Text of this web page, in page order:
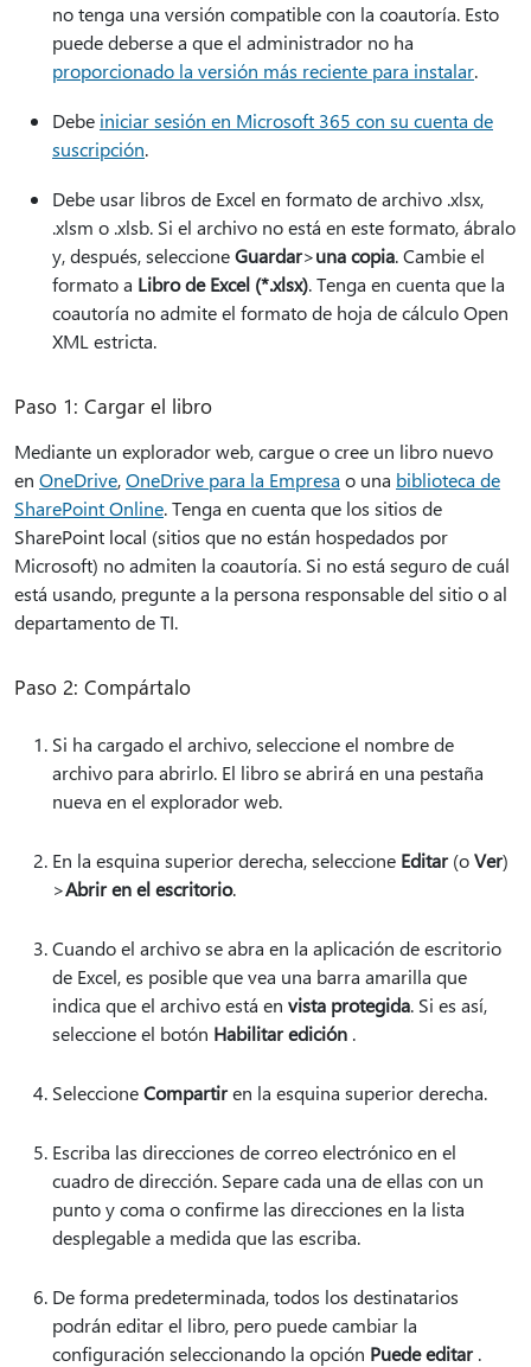
no tenga una versión compatible con la coautoría. Esto
puede deberse a que el administrador no ha
proporcionado la versión más reciente para instalar.
Debe iniciar sesión en Microsoft 365 con su cuenta de
suscripción.
Debe usar libros de Excel en formato de archivo .xlsx,
.xlsm o .xlsb. Si el archivo no está en este formato, ábralo
y, después, seleccioneGuardar>una copia. Cambie el
formato a Libro de Excel (*.xlsx). Tenga en cuenta que la
coautoría no admite el formato de hoja de cálculo Open
XML estricta.
Paso 1: Cargar el libro
Mediante un explorador web, cargue o cree un libro nuevo
en OneDrive,OneDrive para la Empresa o una biblioteca de
SharePoint Online. Tenga en cuenta que los sitios de
SharePoint local (sitios que no están hospedados por
Microsoft) no admiten la coautoría. Si no está seguro de cuál
está usando, pregunte a la persona responsable del sitio o al
departamento de TI.
Paso 2: Compártalo
Si ha cargado el archivo, seleccione el nombre de
archivo para abrirlo. El libro se abrirá en una pestaña
nueva en el explorador web.
En la esquina superior derecha, seleccione Editar(oVer)
>Abrir en el escritorio.
Cuando el archivo se abra en la aplicación de escritorio
de Excel, es posible que vea una barra amarilla que
indica que el archivo está en vista protegida. Si es así,
seleccione el botón Habilitar edición .
SeleccioneCompartiren la esquina superior derecha.
Escriba las direcciones de correo electrónico en el
cuadro de dirección. Separe cada una de ellas con un
punto y coma o confirme las direcciones en la lista
desplegable a medida que las escriba.
De forma predeterminada, todos los destinatarios
podrán editar el libro, pero puede cambiar la
configuración seleccionando la opción Puede editar.